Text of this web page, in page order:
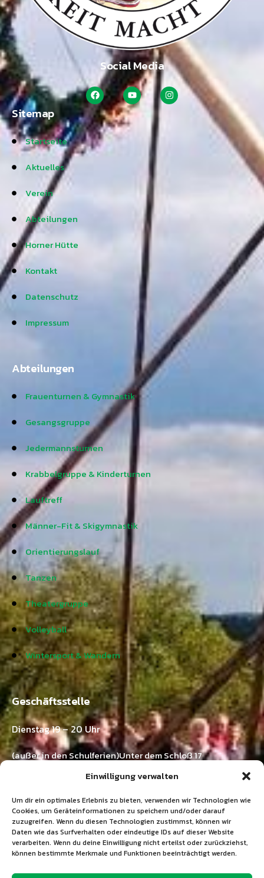
Einwilligung verwalten
Um dir ein optimales Erlebnis zu bieten, verwenden wir Technologien wie
Cookies, um Geräteinformationen zu speichern und/oder darauf
zuzugreifen. Wenn du diesen Technologien zustimmst, können wir
Daten wie das Surfverhalten oder eindeutige IDs auf dieser Website
verarbeiten. Wenn du deine Einwilligung nicht erteilst oder zurückziehst,
können bestimmte Merkmale und Funktionen beeinträchtigt werden.
Social Media
Sitemap
Startseite
Aktuelles
Verein
Abteilungen
Horner Hütte
Kontakt
Datenschutz
Impressum
Abteilungen
Frauenturnen & Gymnastik
Gesangsgruppe
Jedermannsturnen
Krabbelgruppe & Kinderturnen
Lauftreff
Männer-Fit & Skigymnastik
Orientierungslauf
Tanzen
Theatergruppe
Volleyball
Wintersport & Wandern
Geschäftsstelle
Dienstag 19 – 20 Uhr
(außer in den Schulferien)Unter dem Schloß 17
Kontakt:
Ramona Emer
Tel.: 07175 / 211 03 33
E-Mail:info@tgv-horn.de